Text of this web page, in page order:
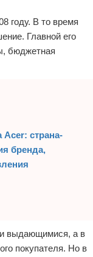
году. В то время
Главной его
бюджетная
Acer: страна-
бренда,
выдающимися, а в
покупателя. Но в